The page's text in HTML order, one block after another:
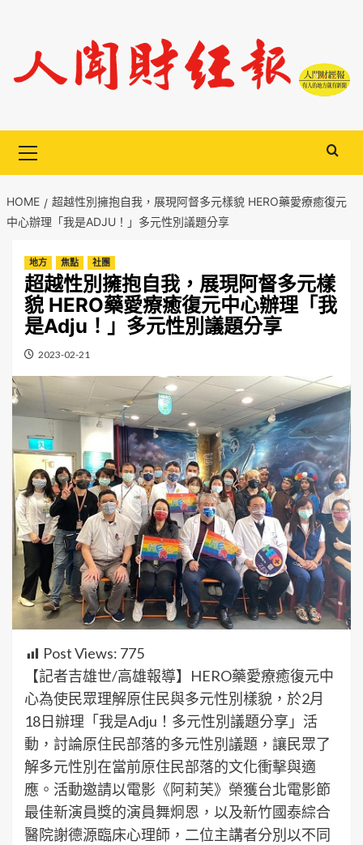
content
Menu
HOME
超越性別擁抱自我，展現阿督多元樣貌 HERO藥愛療癒復元
中心辦理「我是ADJU！」多元性別議題分享
地方 焦點 社團
超越性別擁抱自我，展現阿督多元樣
貌 HERO藥愛療癒復元中心辦理「我
是Adju！」多元性別議題分享
2023-02-21
Post Views: 775
【記者吉雄世/高雄報導】HERO藥愛療癒復元中
心為使民眾理解原住民與多元性別樣貌，於2月
18日辦理「我是Adju！多元性別議題分享」活
動，討論原住民部落的多元性別議題，讓民眾了
解多元性別在當前原住民部落的文化衝擊與適
應。活動邀請以電影《阿莉芙》榮獲台北電影節
最佳新演員獎的演員舞炯恩，以及新竹國泰綜合
醫院謝德源臨床心理師，二位主講者分別以不同